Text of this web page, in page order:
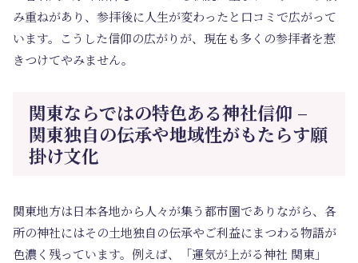
み重ねがあり、参拝後に人生が変わったと口コミで広がって
います。こうした信仰の広がりが、現在も多くの参拝者を惹
きつけてやみません。
関東ならではの特色ある神社信仰 –
関東独自の伝承や地域性がもたらす願
掛け文化
関東地方は日本各地から人々が集う都市圏でありながら、各
所の神社にはその土地独自の伝承やご利益にまつわる物語が
色濃く残っています。例えば、「運気が上がる神社 関東」